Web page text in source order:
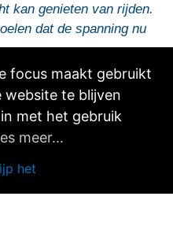
kan genieten van rijden.
dat de spanning nu
focus maakt gebruikt
website te blijven
met het gebruik
meer...
het